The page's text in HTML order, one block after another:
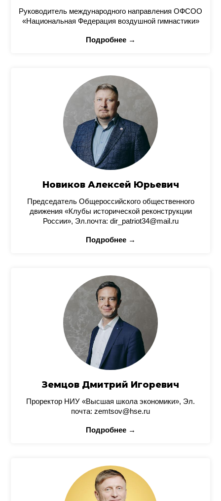
Руководитель международного направления ОФСОО
«Национальная Федерация воздушной гимнастики»
Подробнее →
Новиков Алексей Юрьевич
Председатель Общероссийского общественного
движения «Клубы исторической реконструкции
России», Эл.почта: dir_patriot34@mail.ru
Подробнее →
Земцов Дмитрий Игоревич
Проректор НИУ «Высшая школа экономики», Эл.
почта: zemtsov@hse.ru
Подробнее →